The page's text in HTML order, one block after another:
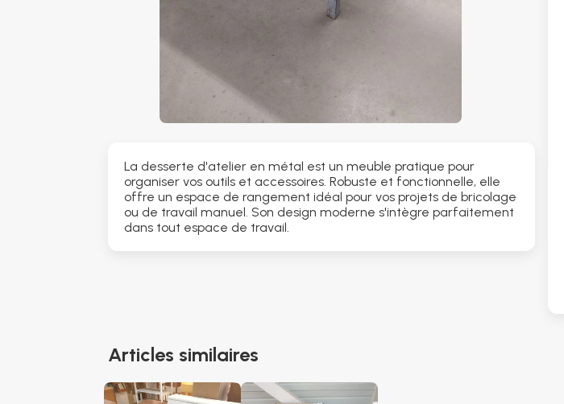
La desserte d'atelier en métal est un meuble pratique pour
organiser vos outils et accessoires. Robuste et fonctionnelle, elle
offre un espace de rangement idéal pour vos projets de bricolage
ou de travail manuel. Son design moderne s'intègre parfaitement
dans tout espace de travail.
Articles similaires